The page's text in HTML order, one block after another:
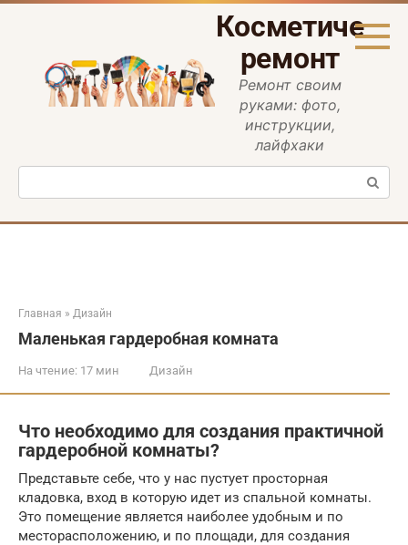
Перейти
ремонт
Ремонт своим
руками: фото,
инструкции,
лайфхаки
Поиск:
Главная » Дизайн
Маленькая гардеробная комната
На чтение: 17 мин Дизайн
Что необходимо для создания практичной
гардеробной комнаты?
Представьте себе, что у нас пустует просторная
кладовка, вход в которую идет из спальной комнаты.
Это помещение является наиболее удобным и по
месторасположению, и по площади, для создания